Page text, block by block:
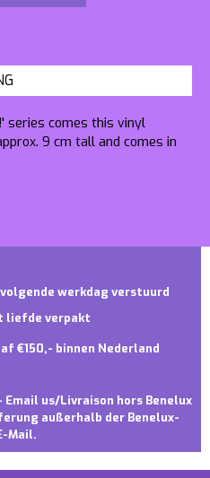
series comes this vinyl
9 cm tall and comes in
werkdag verstuurd
liefde verpakt
€150,- binnen Nederland
us/Livraison hors Benelux
außerhalb der Benelux-
Mail.